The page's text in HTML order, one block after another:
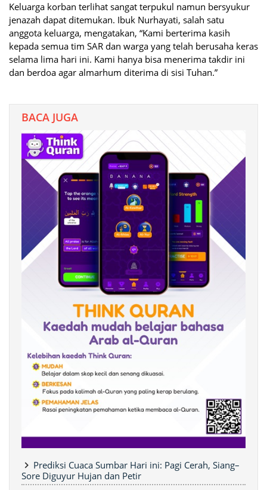
Keluarga korban terlihat sangat terpukul namun bersyukur
jenazah dapat ditemukan. Ibuk Nurhayati, salah satu
anggota keluarga, mengatakan, “Kami berterima kasih
kepada semua tim SAR dan warga yang telah berusaha keras
selama lima hari ini. Kami hanya bisa menerima takdir ini
dan berdoa agar almarhum diterima di sisi Tuhan.”
BACA JUGA
Prediksi Cuaca Sumbar Hari ini: Pagi Cerah, Siang–
Sore Diguyur Hujan dan Petir